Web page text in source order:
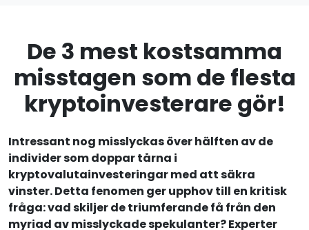
De 3 mest kostsamma
misstagen som de flesta
kryptoinvesterare gör!
Intressant nog misslyckas över hälften av de
individer som doppar tårna i
kryptovalutainvesteringar med att säkra
vinster. Detta fenomen ger upphov till en kritisk
fråga: vad skiljer de triumferande få från den
myriad av misslyckade spekulanter? Experter